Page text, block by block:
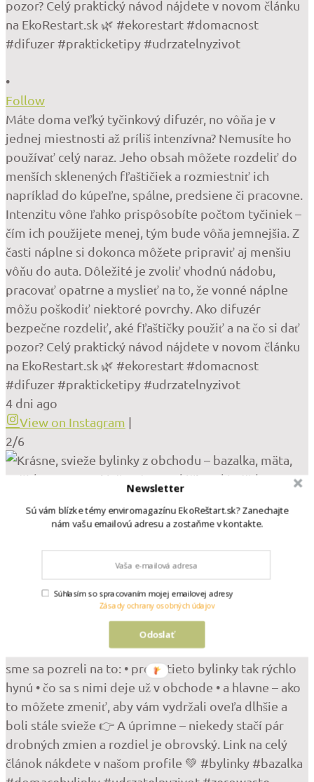
•
Follow
Máte doma veľký tyčinkový difuzér, no vôňa je v
jednej miestnosti až príliš intenzívna? Nemusíte ho
používať celý naraz. Jeho obsah môžete rozdeliť do
menších sklenených fľaštičiek a rozmiestniť ich
napríklad do kúpeľne, spálne, predsiene či pracovne.
Intenzitu vône ľahko prispôsobíte počtom tyčiniek –
čím ich použijete menej, tým bude vôňa jemnejšia. Z
časti náplne si dokonca môžete pripraviť aj menšiu
vôňu do auta. Dôležité je zvoliť vhodnú nádobu,
pracovať opatrne a myslieť na to, že vonné náplne
môžu poškodiť niektoré povrchy. Ako difuzér
bezpečne rozdeliť, aké fľaštičky použiť a na čo si dať
pozor? Celý praktický návod nájdete v novom článku
na EkoRestart.sk 🌿 #ekorestart #domacnost
#difuzer #prakticketipy #udrzatelnyzivot
4 dni ago
View on Instagram |
2/6
Newsletter
Sú vám blízke témy enviromagazínu EkoReštart.sk? Zanechajte
nám vašu emailovú adresu a zostaňme v kontakte.
Odoslať
Súhlasím so spracovaním mojej emailovej adresy
Zásady ochrany osobných údajov